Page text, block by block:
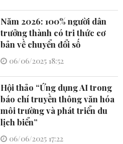
Năm 2026: 100% người dân
trưởng thành có tri thức cơ
bản về chuyển đổi số
06/06/2025 18:52
Hội thảo “Ứng dụng AI trong
báo chí truyền thông văn hóa
môi trường và phát triển du
lịch biển”
06/06/2025 17:22